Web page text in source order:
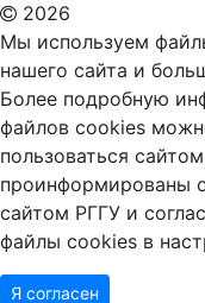
2026
Мы используем
нашего сайта и
Более подробную
файлов cookies
пользоваться
проинформированы
сайтом РГГУ и
файлы cookies в
Я согласен